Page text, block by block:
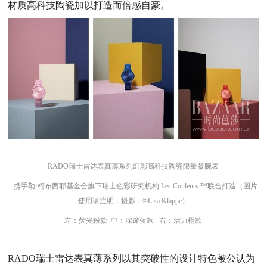
材质高科技陶瓷加以打造而倍感自豪。
RADO瑞士雷达表真薄系列幻彩高科技陶瓷限量版腕表
- 携手勒·柯布西耶基金会旗下瑞士色彩研究机构 Les Couleurs ™联合打造（图片
使用请注明：摄影：©Lisa Klappe）
左：荧光粉款 中：深邃蓝款 右：活力橙款
RADO瑞士雷达表真薄系列以其突破性的设计特色被公认为